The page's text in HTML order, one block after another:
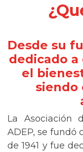
Desde su
dedicado
el
siendo
La Asociación
ADEP, se fundó
de 1941 y fue